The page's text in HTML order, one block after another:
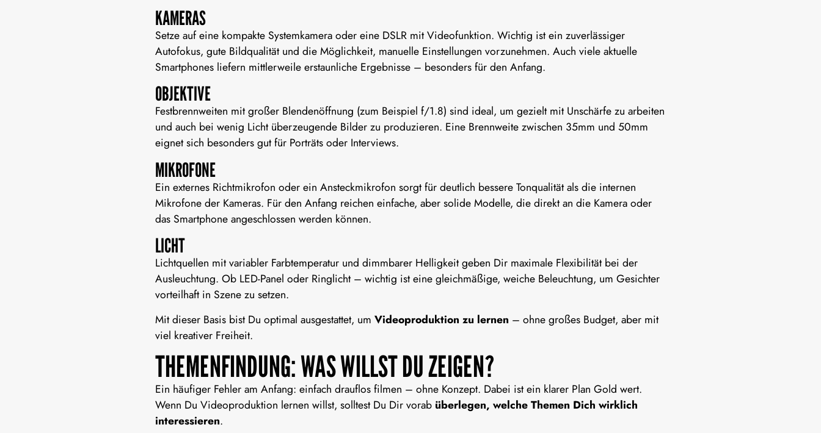
KAMERAS
Setze auf eine kompakte Systemkamera oder eine DSLR mit Videofunktion. Wichtig istein zuverlässiger
Autofokus, gute Bildqualität und die Möglichkeit, manuelle Einstellungen vorzunehmen. Auch viele aktuelle
Smartphones liefern mittlerweile erstaunliche Ergebnisse – besonders für den Anfang.
OBJEKTIVE
Festbrennweiten mit großer Blendenöffnung (zum Beispiel f/1.8) sind ideal, um gezielt mit Unschärfe zu arbeiten
und auch bei wenig Licht überzeugende Bilder zu produzieren. Eine Brennweite zwischen 35mm und 50mm
eignet sich besonders gut für Porträts oder Interviews.
MIKROFONE
Ein externes Richtmikrofon oder ein Ansteckmikrofon sorgt für deutlich bessere Tonqualität als die internen
Mikrofone der Kameras. Für den Anfang reichen einfache, aber solide Modelle, die direkt an die Kamera oder
das Smartphone angeschlossen werden können.
LICHT
Lichtquellen mit variabler Farbtemperatur und dimmbarer Helligkeit geben Dir maximale Flexibilität bei der
Ausleuchtung. Ob LED-Panel oder Ringlicht – wichtig ist eine gleichmäßige, weiche Beleuchtung, um Gesichter
vorteilhaft in Szene zu setzen.
Mit dieser Basis bist Du optimal ausgestattet, um Videoproduktion zu lernen – ohne großes Budget, aber mit
viel kreativer Freiheit.
THEMENFINDUNG: WAS WILLST DU ZEIGEN?
Ein häufiger Fehler am Anfang: einfach drauflos filmen – ohne Konzept. Dabei ist ein klarer Plan Gold wert.
Wenn Du Videoproduktion lernen willst, solltest Du Dir vorab überlegen, welche Themen Dich wirklich
interessieren.